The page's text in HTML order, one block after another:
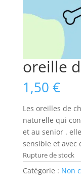
oreille
1,50 €
Les oreilles de
naturelle qui
et au senior .
sensible et avec
Rupture de stock
Catégorie : Non